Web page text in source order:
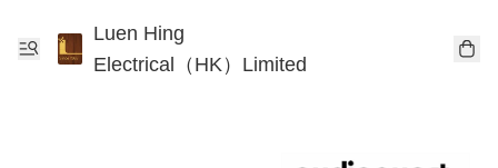
Luen Hing
Electrical（HK）Limited